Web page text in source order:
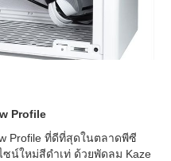
Profile
Profile ที่ดีที่สุดในตลาดพีซี
น์ใหม่สีดำเท่ ด้วยพัดลม Kaze